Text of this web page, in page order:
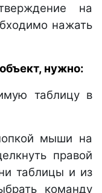
на
нажать
нужно:
таблицу в
мыши на
правой
таблицы и из
команду